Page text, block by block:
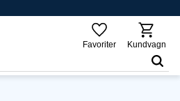
Favoriter Kundvagn